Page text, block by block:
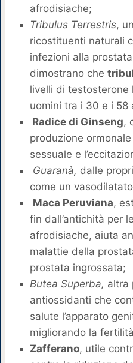
afrodisiache;
Tribulus Terrestris,
ricostituenti naturali
infezioni alla
dimostrano che
livelli di testosterone
uomini tra i 30 e i 58
Radice di Ginseng,
produzione
sessuale e
Guaranà, dalle
come un
Maca Peruviana,
fin dall’antichità per
afrodisiache, aiuta
malattie della
prostata ingrossata;
Butea Superba, altra
antiossidanti che
salute l’apparato
migliorando la
Zafferano, utile